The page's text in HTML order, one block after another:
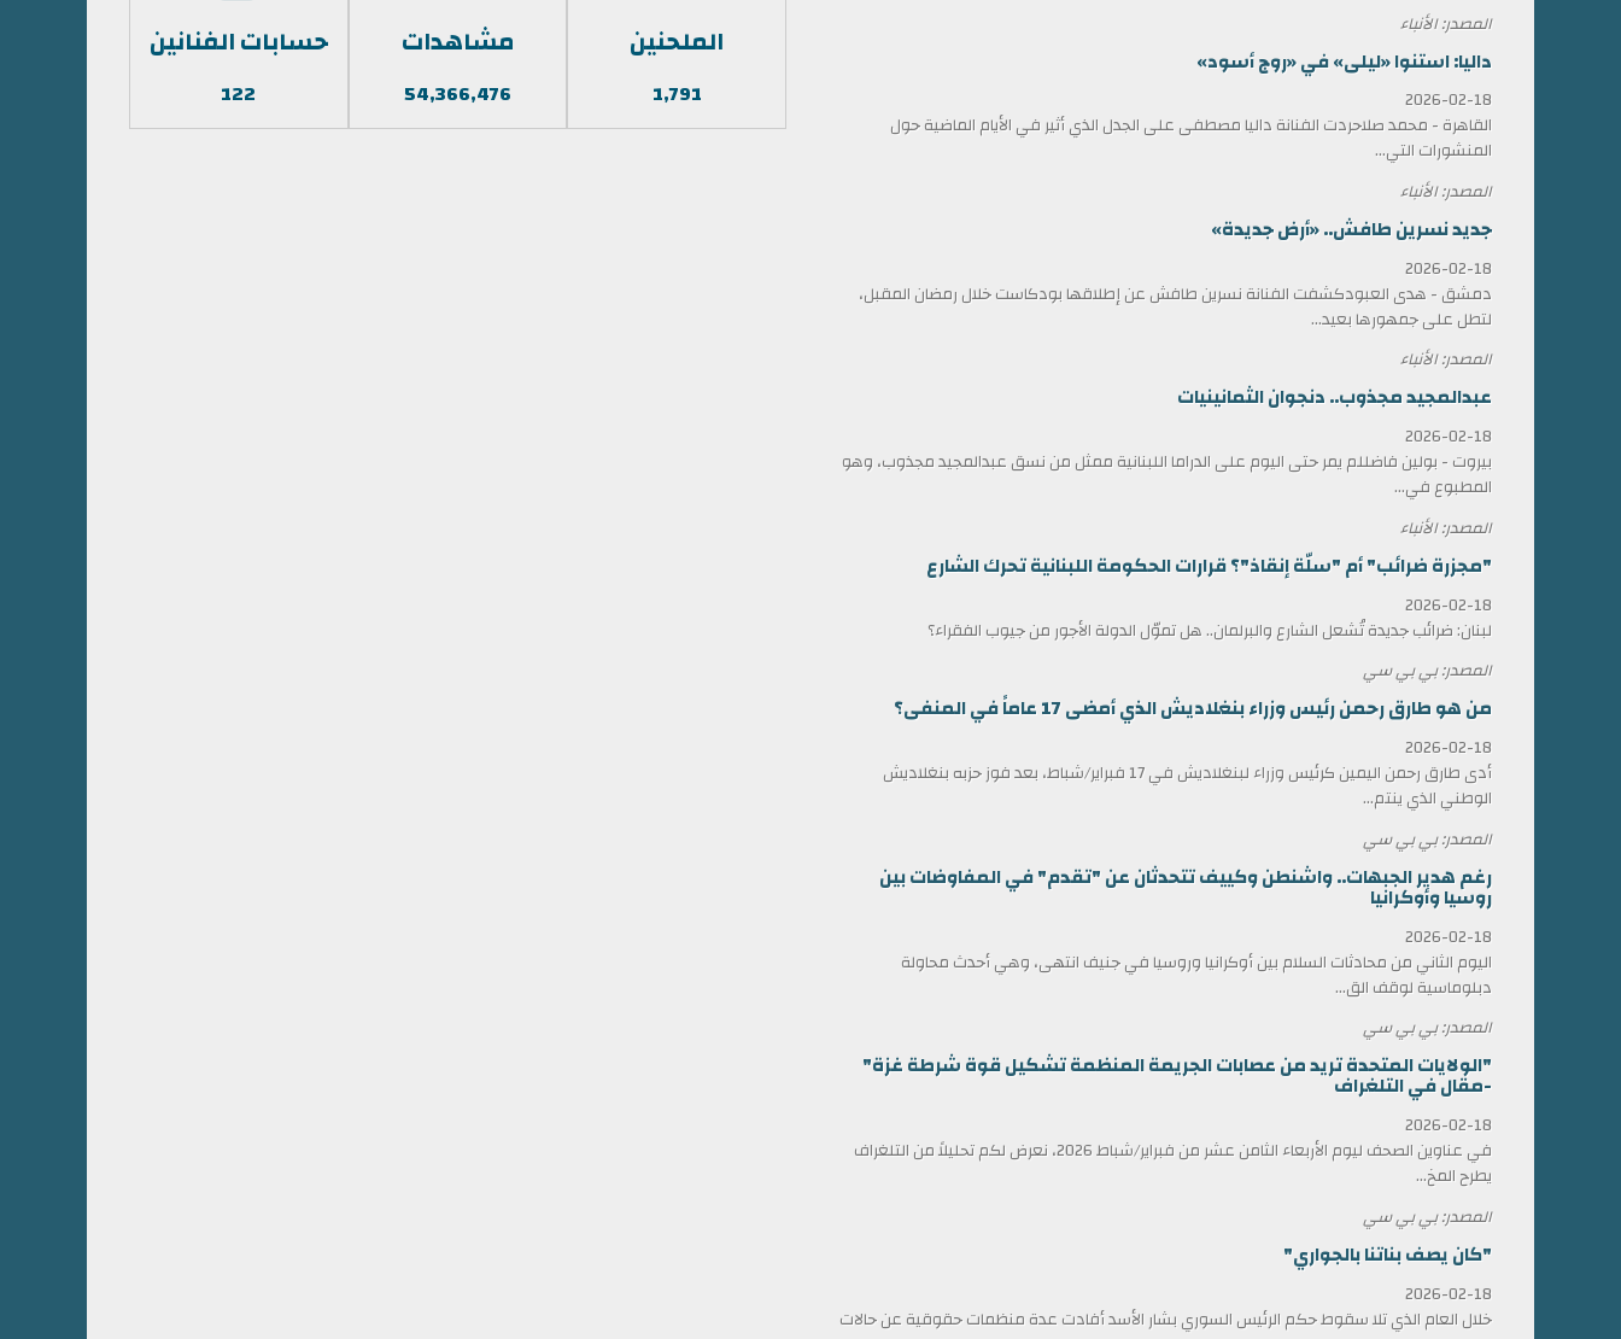
المصدر: الأنباء
داليا: استنوا «ليلى» في «روج أسود»
2026-02-18
القاهرة - محمد صلاحردت الفنانة داليا مصطفى على الجدل الذي أثير في الأيام الماضية حول
المنشورات التي...
المصدر: الأنباء
جديد نسرين طافش.. «أرض جديدة»
2026-02-18
دمشق - هدى العبودكشفت الفنانة نسرين طافش عن إطلاقها بودكاست خلال رمضان المقبل،
لتطل على جمهورها بعيد...
المصدر: الأنباء
عبدالمجيد مجذوب.. دنجوان الثمانينيات
2026-02-18
بيروت - بولين فاضللم يمر حتى اليوم على الدراما اللبنانية ممثل من نسق عبدالمجيد مجذوب، وهو
المطبوع في...
المصدر: الأنباء
"مجزرة ضرائب" أم "سلّة إنقاذ"؟ قرارات الحكومة اللبنانية تحرك الشارع
2026-02-18
لبنان: ضرائب جديدة تُشعل الشارع والبرلمان.. هل تموّل الدولة الأجور من جيوب الفقراء؟
المصدر: بي بي سي
من هو طارق رحمن رئيس وزراء بنغلاديش الذي أمضى 17 عاماً في المنفى؟
2026-02-18
أدى طارق رحمن اليمين كرئيس وزراء لبنغلاديش في 17 فبراير/شباط، بعد فوز حزبه بنغلاديش
الوطني الذي ينتم...
المصدر: بي بي سي
رغم هدير الجبهات.. واشنطن وكييف تتحدثان عن "تقدم" في المفاوضات بين
روسيا وأوكرانيا
2026-02-18
اليوم الثاني من محادثات السلام بين أوكرانيا وروسيا في جنيف انتهى، وهي أحدث محاولة
دبلوماسية لوقف الق...
المصدر: بي بي سي
"الولايات المتحدة تريد من عصابات الجريمة المنظمة تشكيل قوة شرطة غزة"
-مقال في التلغراف
2026-02-18
في عناوين الصحف ليوم الأربعاء الثامن عشر من فبراير/شباط 2026، نعرض لكم تحليلاً من التلغراف
يطرح المخ...
المصدر: بي بي سي
"كان يصف بناتنا بالجواري"
2026-02-18
خلال العام الذي تلا سقوط حكم الرئيس السوري بشار الأسد أفادت عدة منظمات حقوقية عن حالات
الملحنين
1,791
مشاهدات
54,366,476
حسابات الفنانين
122